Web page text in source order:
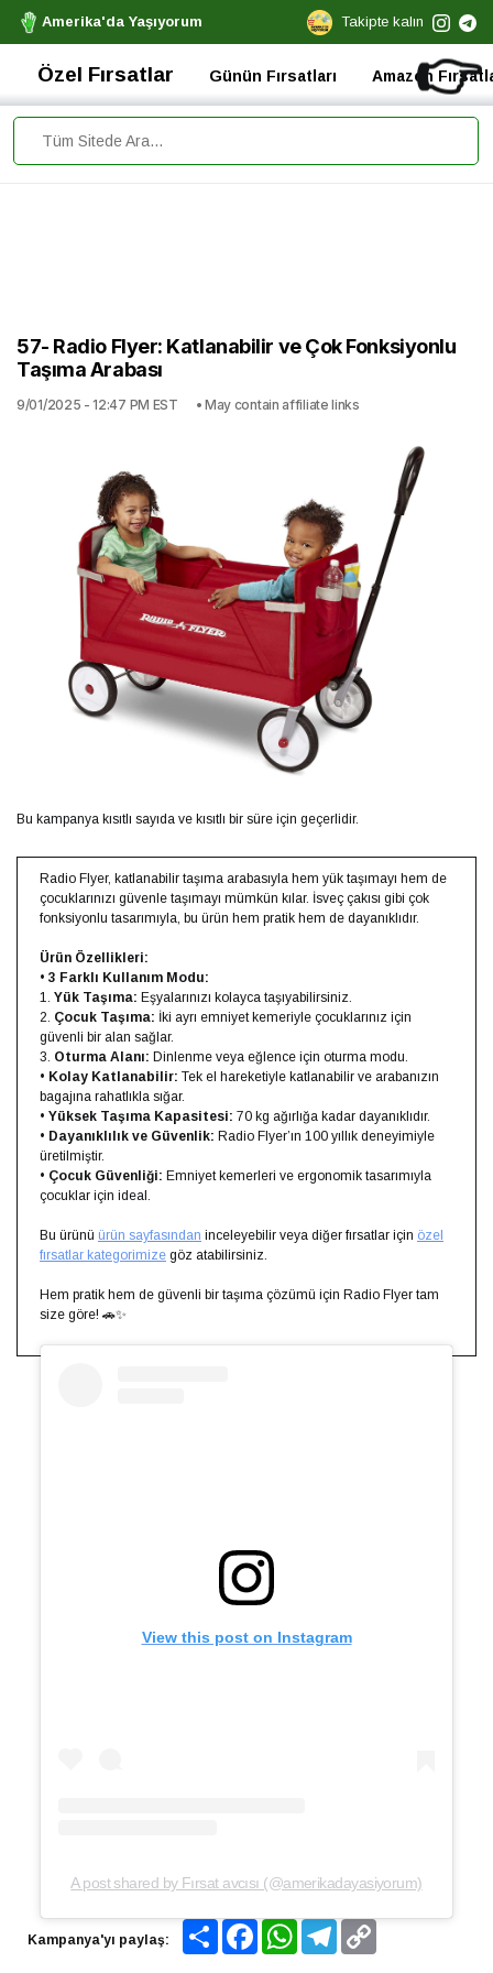
Amerika'da Yaşıyorum Takipte kalın
👉
Özel Fırsatlar Günün Fırsatları Amazon
57- Radio Flyer: Katlanabilir ve Çok Fonksiyonlu
Taşıma Arabası
9/01/2025 - 12:47 PM EST • May contain affiliate links
Bu kampanya kısıtlı sayıda ve kısıtlı bir süre için geçerlidir.
Radio Flyer, katlanabilir taşıma arabasıyla hem yük taşımayı hem de
çocuklarınızı güvenle taşımayı mümkün kılar. İsveç çakısı gibi çok
fonksiyonlu tasarımıyla, bu ürün hem pratik hem de dayanıklıdır.
Ürün Özellikleri:
• 3 Farklı Kullanım Modu:
1. Yük Taşıma: Eşyalarınızı kolayca taşıyabilirsiniz.
2. Çocuk Taşıma: İki ayrı emniyet kemeriyle çocuklarınız için
güvenli bir alan sağlar.
3. Oturma Alanı: Dinlenme veya eğlence için oturma modu.
• Kolay Katlanabilir: Tek el hareketiyle katlanabilir ve arabanızın
bagajına rahatlıkla sığar.
• Yüksek Taşıma Kapasitesi: 70 kg ağırlığa kadar dayanıklıdır.
• Dayanıklılık ve Güvenlik: Radio Flyer’ın 100 yıllık deneyimiyle
üretilmiştir.
• Çocuk Güvenliği: Emniyet kemerleri ve ergonomik tasarımıyla
çocuklar için ideal.
Bu ürünü ürün sayfasından inceleyebilir veya diğer fırsatlar için özel
fırsatlar kategorimize göz atabilirsiniz.
Hem pratik hem de güvenli bir taşıma çözümü için Radio Flyer tam
size göre! 🚗✨
View this post on Instagram
A post shared by Fırsat avcısı (@amerikadayasiyorum)
Kampanya'yı paylaş:
Share FacebookWhatsAppTelegram